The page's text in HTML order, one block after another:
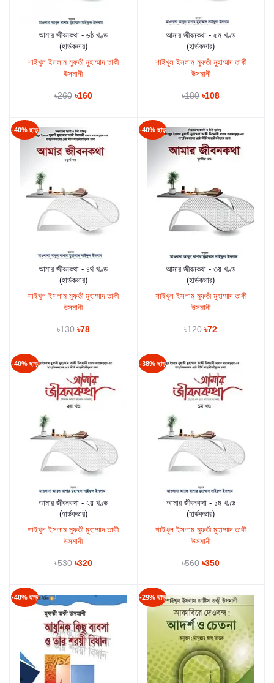
কার্টে যুক্ত করুন
আমার জীবনকথা - ৬ষ্ঠ খণ্ড
(হার্ডকভার)
শাইখুল ইসলাম মুফতী মুহাম্মাদ তাকী
উসমানী
৳260 ৳160
কার্টে যুক্ত করুন
আমার জীবনকথা - ৫ম খণ্ড
(হার্ডকভার)
শাইখুল ইসলাম মুফতী মুহাম্মাদ তাকী
উসমানী
৳180 ৳108
-40% ছাড়
কার্টে যুক্ত করুন
আমার জীবনকথা - ৪র্থ খণ্ড
(হার্ডকভার)
শাইখুল ইসলাম মুফতী মুহাম্মাদ তাকী
উসমানী
৳130 ৳78
-40% ছাড়
কার্টে যুক্ত করুন
আমার জীবনকথা - ৩য় খণ্ড
(হার্ডকভার)
শাইখুল ইসলাম মুফতী মুহাম্মাদ তাকী
উসমানী
৳120 ৳72
-40% ছাড়
কার্টে যুক্ত করুন
আমার জীবনকথা - ২য় খণ্ড
(হার্ডকভার)
শাইখুল ইসলাম মুফতী মুহাম্মাদ তাকী
উসমানী
৳530 ৳320
-38% ছাড়
কার্টে যুক্ত করুন
আমার জীবনকথা - ১ম খণ্ড
(হার্ডকভার)
শাইখুল ইসলাম মুফতী মুহাম্মাদ তাকী
উসমানী
৳560 ৳350
-40% ছাড় -29% ছাড়